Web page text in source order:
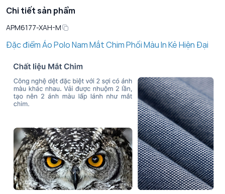
Chi tiết sản phẩm
APM6177-XAH-M
Đặc điểm Áo Polo Nam Mắt Chim Phối Màu In Kẻ Hiện Đại